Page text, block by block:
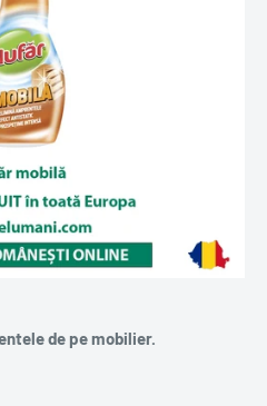
de pe mobilier.